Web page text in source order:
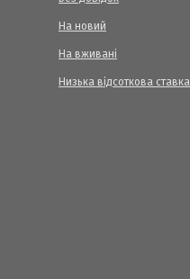
На новий
На вживані
Низька відсоткова ставка